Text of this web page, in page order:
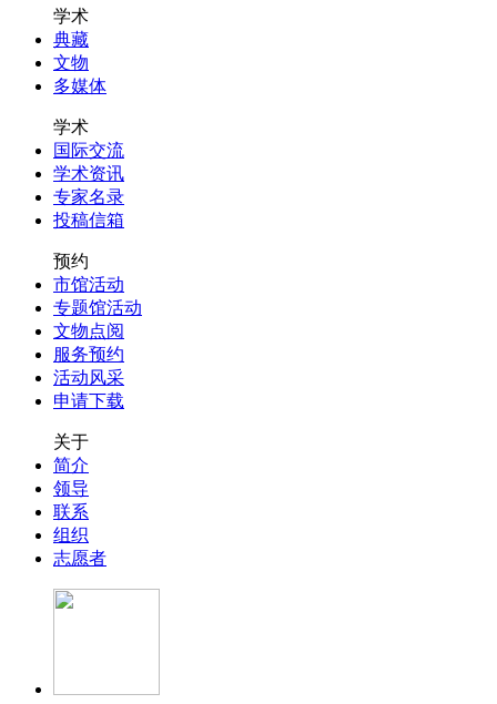
学术
典藏
文物
多媒体
学术
国际交流
学术资讯
专家名录
投稿信箱
预约
市馆活动
专题馆活动
文物点阅
服务预约
活动风采
申请下载
关于
简介
领导
联系
组织
志愿者